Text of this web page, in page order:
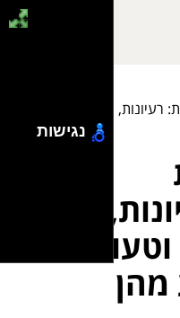
מודלים נפוצים
מהן
נגישות